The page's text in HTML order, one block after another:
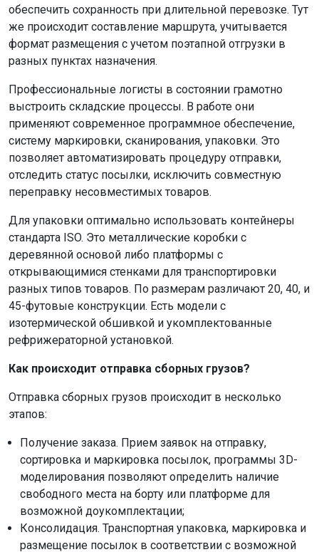
обеспечить сохранность при длительной перевозке. Тут
же происходит составление маршрута, учитывается
формат размещения с учетом поэтапной отгрузки в
разных пунктах назначения.
Профессиональные логисты в состоянии грамотно
выстроить складские процессы. В работе они
применяют современное программное обеспечение,
систему маркировки, сканирования, упаковки. Это
позволяет автоматизировать процедуру отправки,
отследить статус посылки, исключить совместную
переправку несовместимых товаров.
Для упаковки оптимально использовать контейнеры
стандарта ISO. Это металлические коробки с
деревянной основой либо платформы с
открывающимися стенками для транспортировки
разных типов товаров. По размерам различают 20, 40, и
45-футовые конструкции. Есть модели с
изотермической обшивкой и укомплектованные
рефрижераторной установкой.
Как происходит отправка сборных грузов?
Отправка сборных грузов происходит в несколько
этапов:
Получение заказа. Прием заявок на отправку,
сортировка и маркировка посылок, программы 3D-
моделирования позволяют определить наличие
свободного места на борту или платформе для
возможной доукомплектации;
Консолидация. Транспортная упаковка, маркировка и
размещение посылок в соответствии с возможной